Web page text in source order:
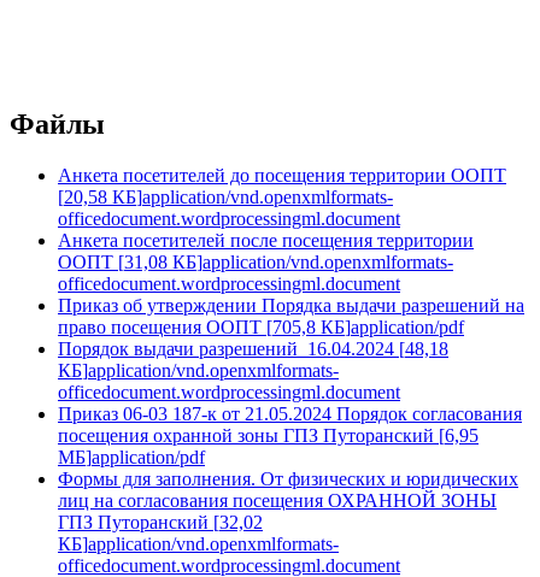
Файлы
Анкета посетителей до посещения территории ООПТ
[20,58 КБ]application/vnd.openxmlformats-
officedocument.wordprocessingml.document
Анкета посетителей после посещения территории
ООПТ[31,08 КБ]application/vnd.openxmlformats-
officedocument.wordprocessingml.document
Приказ об утверждении Порядка выдачи разрешений на
право посещения ООПТ[705,8 КБ
Порядок выдачи разрешений_16.04.2024[
КБ]application/vnd.openxmlformats-
officedocument.wordprocessingml.document
Приказ 06-03 187-к от 21.05.2024 Порядок согласования
посещения охранной зоны ГПЗ Путоранский[6,95
МБ] application/pdf
Формы для заполнения. От физических и юридических
лиц на согласования посещения ОХРАННОЙ ЗОНЫ
ГПЗ Путоранский[32,02